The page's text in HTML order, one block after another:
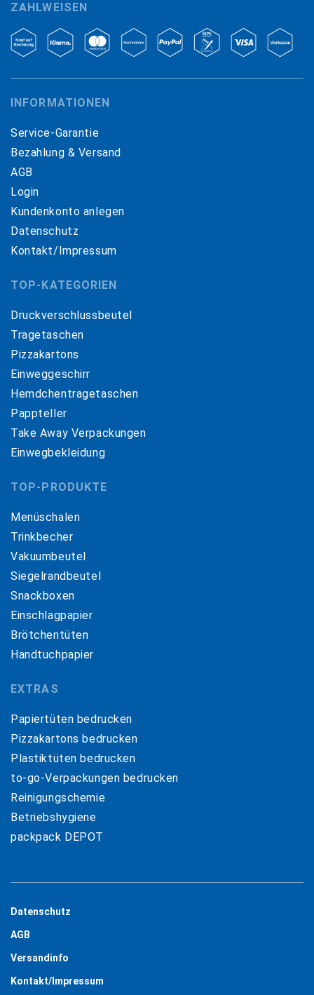
ZAHLWEISEN
INFORMATIONEN
Service-Garantie
Bezahlung & Versand
AGB
Login
Kundenkonto anlegen
Datenschutz
Kontakt/Impressum
TOP-KATEGORIEN
Druckverschlussbeutel
Tragetaschen
Pizzakartons
Einweggeschirr
Hemdchentragetaschen
Pappteller
Take Away Verpackungen
Einwegbekleidung
TOP-PRODUKTE
Menüschalen
Trinkbecher
Vakuumbeutel
Siegelrandbeutel
Snackboxen
Einschlagpapier
Brötchentüten
Handtuchpapier
EXTRAS
Papiertüten bedrucken
Pizzakartons bedrucken
Plastiktüten bedrucken
to-go-Verpackungen bedrucken
Reinigungschemie
Betriebshygiene
packpack DEPOT
Datenschutz
AGB
Versandinfo
Kontakt/Impressum